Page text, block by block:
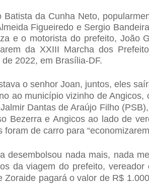
da Cunha Neto,
Figueiredo e Sergio
e o motorista do prefeito, João
da XXIII Marcha dos
2022, em Brasília-DF.
o senhor Joan, juntos, eles
ao município vizinho de
Dantas de Araújo Filho
Bezerra e Angicos ao lado de
de carro para
desembolsou nada mais, nada
da viagem do prefeito,
pagará o valor de R$